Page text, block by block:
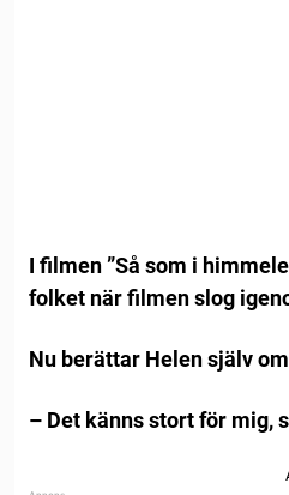
I filmen ”Så som i
folket när filmen slog
Nu berättar Helen själv
– Det känns stort för mig,